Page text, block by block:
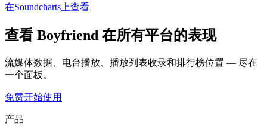
在Soundcharts上查看
查看 Boyfriend 在所有平台的表现
流媒体数据、电台播放、播放列表收录和排行榜位置 — 尽在
一个面板。
免费开始使用
产品